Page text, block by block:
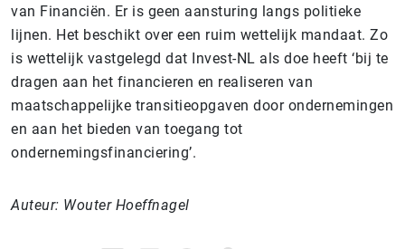
van Financiën. Er is geen aansturing langs politieke
lijnen. Het beschikt over een ruim wettelijk mandaat. Zo
is wettelijk vastgelegd dat Invest-NL als doe heeft ‘bij te
dragen aan het financieren en realiseren van
maatschappelijke transitieopgaven door ondernemingen
en aan het bieden van toegang tot
ondernemingsfinanciering’.
Auteur: Wouter Hoeffnagel